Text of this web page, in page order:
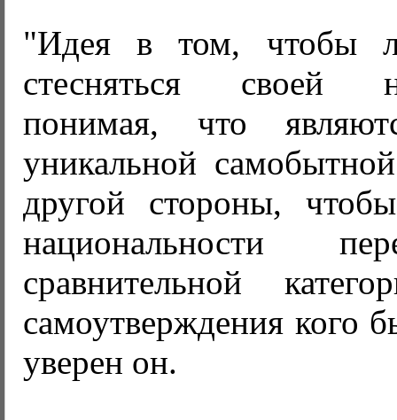
"Идея в том, чтобы
стесняться своей
понимая, что
уникальной
другой стороны,
национальности
сравнительной
самоутверждения кого
уверен он.